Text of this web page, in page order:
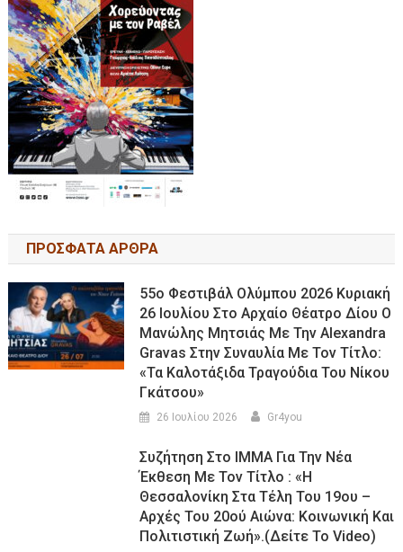
ΠΡΟΣΦΑΤΑ ΑΡΘΡΑ
55ο Φεστιβάλ Ολύμπου 2026 Κυριακή
26 Ιουλίου Στο Αρχαίο Θέατρο Δίου Ο
Μανώλης Μητσιάς Με Την Alexandra
Gravas Στην Συναυλία Με Τον Τίτλο:
«τα Καλοτάξιδα Τραγούδια Του Νίκου
Γκάτσου»
26 Ιουλίου 2026 Gr4you
Συζήτηση Στο ΙΜΜΑ Για Την Νέα
Έκθεση Με Τον Τίτλο : «Η
Θεσσαλονίκη Στα Τέλη Του 19ου –
Αρχές Του 20ού Αιώνα: Κοινωνική Και
Πολιτιστική Ζωή».(Δείτε Το Video)